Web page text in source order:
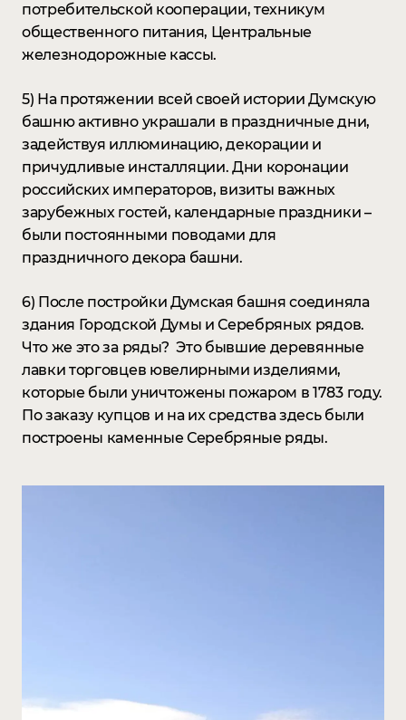
потребительской кооперации, техникум
общественного питания, Центральные
железнодорожные кассы.
5) На протяжении всей своей истории Думскую
башню активно украшали в праздничные дни,
задействуя иллюминацию, декорации и
причудливые инсталляции. Дни коронации
российских императоров, визиты важных
зарубежных гостей, календарные праздники –
были постоянными поводами для
праздничного декора башни. ⠀
6) После постройки Думская башня соединяла
здания Городской Думы и Серебряных рядов.
Что же это за ряды? Это бывшие деревянные
лавки торговцев ювелирными изделиями,
которые были уничтожены пожаром в 1783 году.
По заказу купцов и на их средства здесь были
построены каменные Серебряные ряды. ⠀